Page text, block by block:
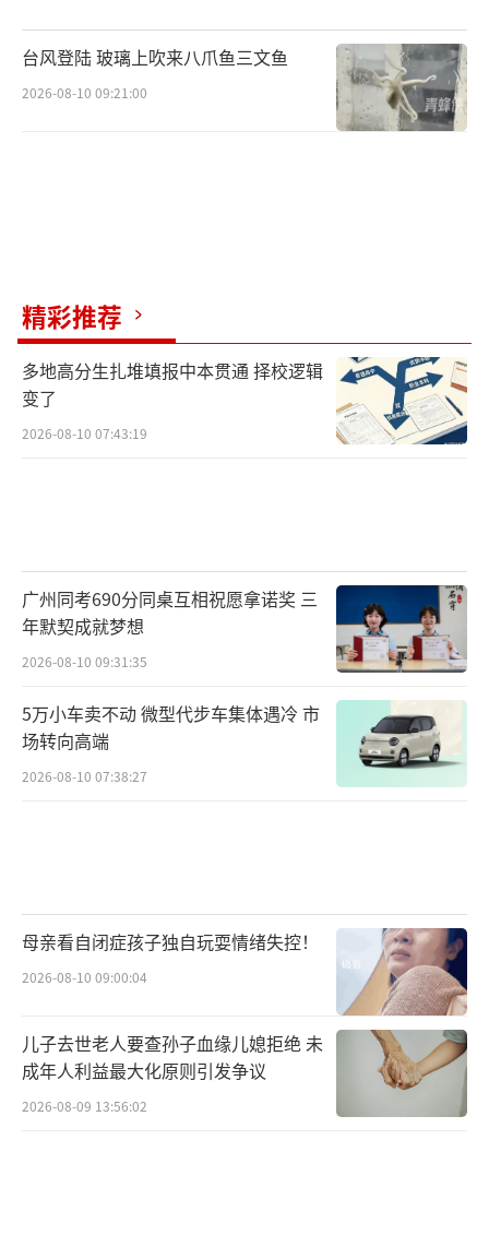
台风登陆 玻璃上吹来八爪鱼三文鱼
2026-08-10 09:21:00
精彩推荐
多地高分生扎堆填报中本贯通 择校逻辑
变了
2026-08-10 07:43:19
广州同考690分同桌互相祝愿拿诺奖 三
年默契成就梦想
2026-08-10 09:31:35
5万小车卖不动 微型代步车集体遇冷 市
场转向高端
2026-08-10 07:38:27
母亲看自闭症孩子独自玩耍情绪失控！
2026-08-10 09:00:04
儿子去世老人要查孙子血缘儿媳拒绝 未
成年人利益最大化原则引发争议
2026-08-09 13:56:02